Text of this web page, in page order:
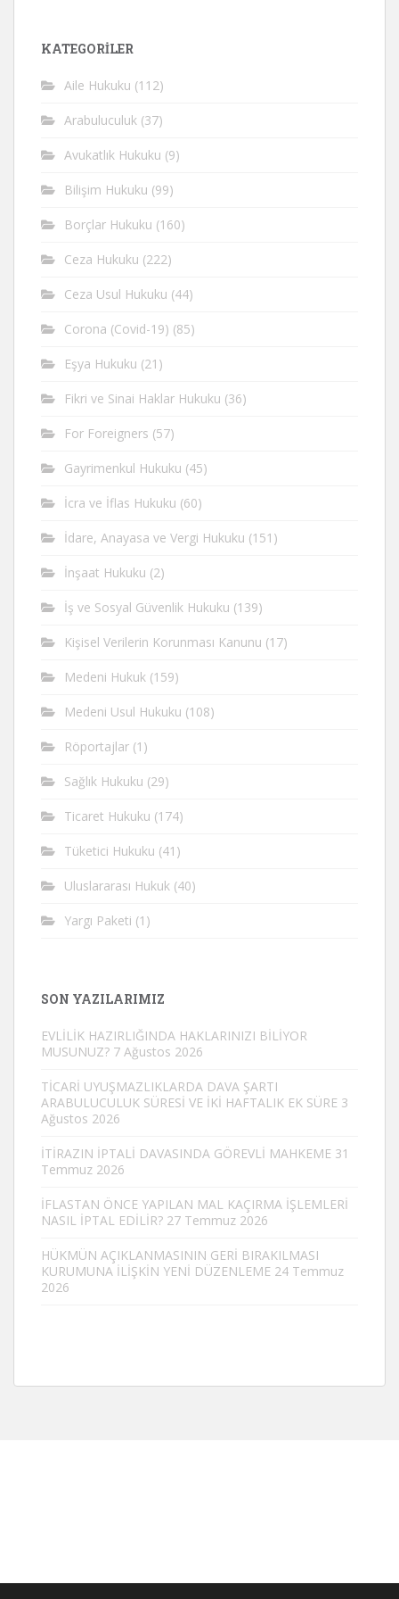
KATEGORİLER
Aile Hukuku (112)
Arabuluculuk (37)
Avukatlık Hukuku (9)
Bilişim Hukuku (99)
Borçlar Hukuku (160)
Ceza Hukuku (222)
Ceza Usul Hukuku (44)
Corona (Covid-19) (85)
Eşya Hukuku (21)
Fikri ve Sinai Haklar Hukuku (36)
For Foreigners (57)
Gayrimenkul Hukuku (45)
İcra ve İflas Hukuku (60)
İdare, Anayasa ve Vergi Hukuku (151)
İnşaat Hukuku (2)
İş ve Sosyal Güvenlik Hukuku (139)
Kişisel Verilerin Korunması Kanunu (17)
Medeni Hukuk (159)
Medeni Usul Hukuku (108)
Röportajlar (1)
Sağlık Hukuku (29)
Ticaret Hukuku (174)
Tüketici Hukuku (41)
Uluslararası Hukuk (40)
Yargı Paketi (1)
SON YAZILARIMIZ
EVLİLİK HAZIRLIĞINDA HAKLARINIZI BİLİYOR
MUSUNUZ? 7 Ağustos 2026
TİCARİ UYUŞMAZLIKLARDA DAVA ŞARTI
ARABULUCULUK SÜRESİ VE İKİ HAFTALIK EK SÜRE 3
Ağustos 2026
İTİRAZIN İPTALİ DAVASINDA GÖREVLİ MAHKEME 31
Temmuz 2026
İFLASTAN ÖNCE YAPILAN MAL KAÇIRMA İŞLEMLERİ
NASIL İPTAL EDİLİR? 27 Temmuz 2026
HÜKMÜN AÇIKLANMASININ GERİ BIRAKILMASI
KURUMUNA İLİŞKİN YENİ DÜZENLEME 24 Temmuz
2026